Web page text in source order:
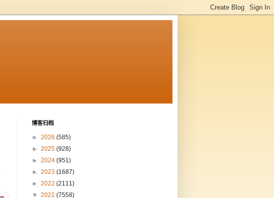
博客归档
► 2026 (585)
► 2025 (928)
► 2024 (951)
► 2023 (1687)
► 2022 (2111)
▼ 2021 (7558)